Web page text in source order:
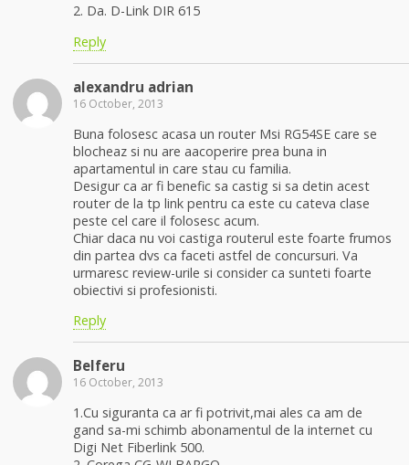
2. Da. D-Link DIR 615
Reply
alexandru adrian
16 October, 2013
Buna folosesc acasa un router Msi RG54SE care se
blocheaz si nu are aacoperire prea buna in
apartamentul in care stau cu familia.
Desigur ca ar fi benefic sa castig si sa detin acest
router de la tp link pentru ca este cu cateva clase
peste cel care il folosesc acum.
Chiar daca nu voi castiga routerul este foarte frumos
din partea dvs ca faceti astfel de concursuri. Va
urmaresc review-urile si consider ca sunteti foarte
obiectivi si profesionisti.
Reply
Belferu
16 October, 2013
1.Cu siguranta ca ar fi potrivit,mai ales ca am de
gand sa-mi schimb abonamentul de la internet cu
Digi Net Fiberlink 500.